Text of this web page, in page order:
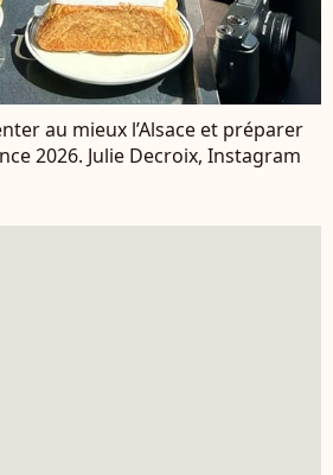
au mieux l’Alsace et préparer
2026. Julie Decroix, Instagram